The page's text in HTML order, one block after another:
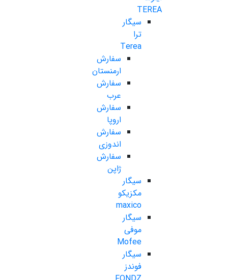
TEREA
سیگار
ترا
Terea
سفارش
ارمنستان
سفارش
عرب
سفارش
اروپا
سفارش
اندوزی
سفارش
ژاپن
سیگار
مکزیکو
maxico
سیگار
موفی
Mofee
سیگار
فوندز